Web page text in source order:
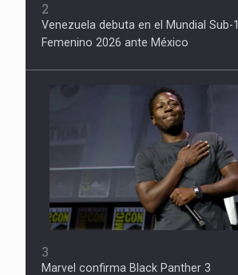
2
Venezuela debuta en el Mundial Sub-
Femenino 2026 ante México
3
Marvel confirma Black Panther 3